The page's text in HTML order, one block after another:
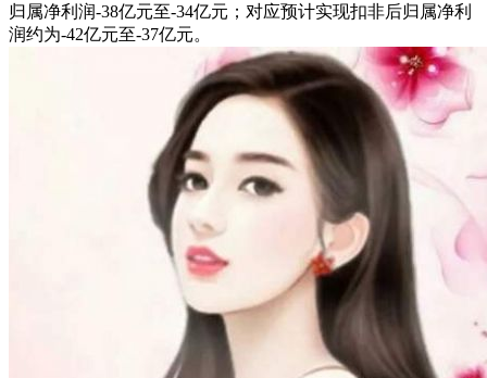
归属净利润-38亿元至-34亿元；对应预计实现扣非后归属净利
润约为-42亿元至-37亿元。